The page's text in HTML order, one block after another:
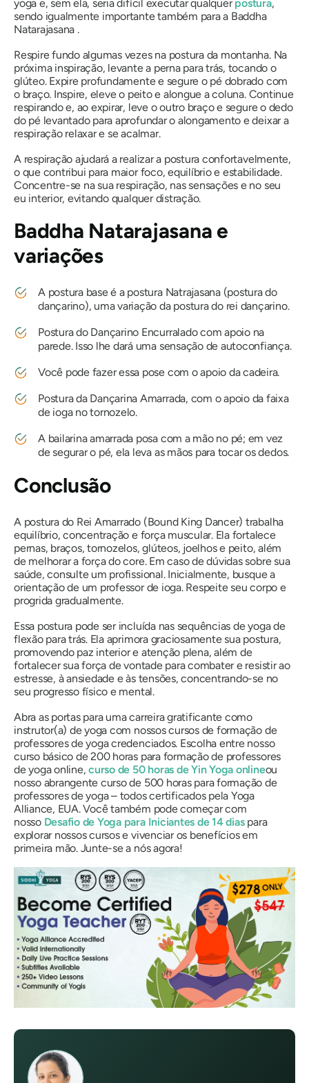
yoga e, sem ela, seria difícil executar qualquerpostura,
sendo igualmente importante também para a Baddha
Natarajasana .
Respire fundo algumas vezes na postura da montanha. Na
próxima inspiração, levante a perna para trás, tocando o
glúteo. Expire profundamente e segure o pé dobrado com
o braço. Inspire, eleve o peito e alongue a coluna. Continue
respirando e, ao expirar, leve o outro braço e segure o dedo
do pé levantado para aprofundar o alongamento e deixar a
respiração relaxar e se acalmar.
A respiração ajudará a realizar a postura confortavelmente,
o que contribui para maior foco, equilíbrio e estabilidade.
Concentre-se na sua respiração, nas sensações e no seu
eu interior, evitando qualquer distração.
Baddha Natarajasana e
variações
A postura base é a postura Natrajasana (postura do
dançarino), uma variação da postura do rei dançarino.
Postura do Dançarino Encurralado com apoio na
parede. Isso lhe dará uma sensação de autoconfiança.
Você pode fazer essa pose com o apoio da cadeira.
Postura da Dançarina Amarrada, com o apoio da faixa
de ioga no tornozelo.
A bailarina amarrada posa com a mão no pé; em vez
de segurar o pé, ela leva as mãos para tocar os dedos.
Conclusão
A postura do Rei Amarrado (Bound King Dancer) trabalha
equilíbrio, concentração e força muscular. Ela fortalece
pernas, braços, tornozelos, glúteos, joelhos e peito, além
de melhorar a força do core. Em caso de dúvidas sobre sua
saúde, consulte um profissional. Inicialmente, busque a
orientação de um professor de ioga. Respeite seu corpo e
progrida gradualmente.
Essa postura pode ser incluída nas sequências de yoga de
flexão para trás. Ela aprimora graciosamente sua postura,
promovendo paz interior e atenção plena, além de
fortalecer sua força de vontade para combater e resistir ao
estresse, à ansiedade e às tensões, concentrando-se no
seu progresso físico e mental.
Abra as portas para uma carreira gratificante como
instrutor(a) de yoga com nossos cursos de formação de
professores de yoga credenciados. Escolha entre nosso
curso básico de 200 horas para formação de professores
de yoga online,curso de 50 horas de Yin Yoga onlineou
nosso abrangente curso de 500 horas para formação de
professores de yoga – todos certificados pela Yoga
Alliance, EUA. Você também pode começar com
nosso Desafio de Yoga para Iniciantes de 14 diaspara
explorar nossos cursos e vivenciar os benefícios em
primeira mão. Junte-se a nós agora!